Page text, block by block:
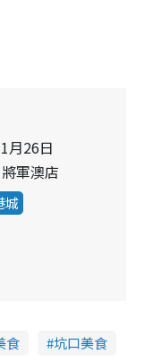
月26日
軍澳店
城
食 坑口美食